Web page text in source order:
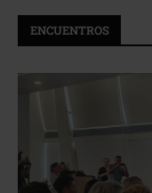
ENCUENTROS